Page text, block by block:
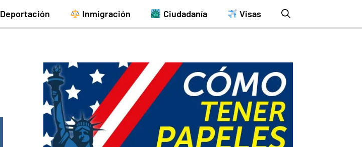
Deportación Inmigración Ciudadanía Visas